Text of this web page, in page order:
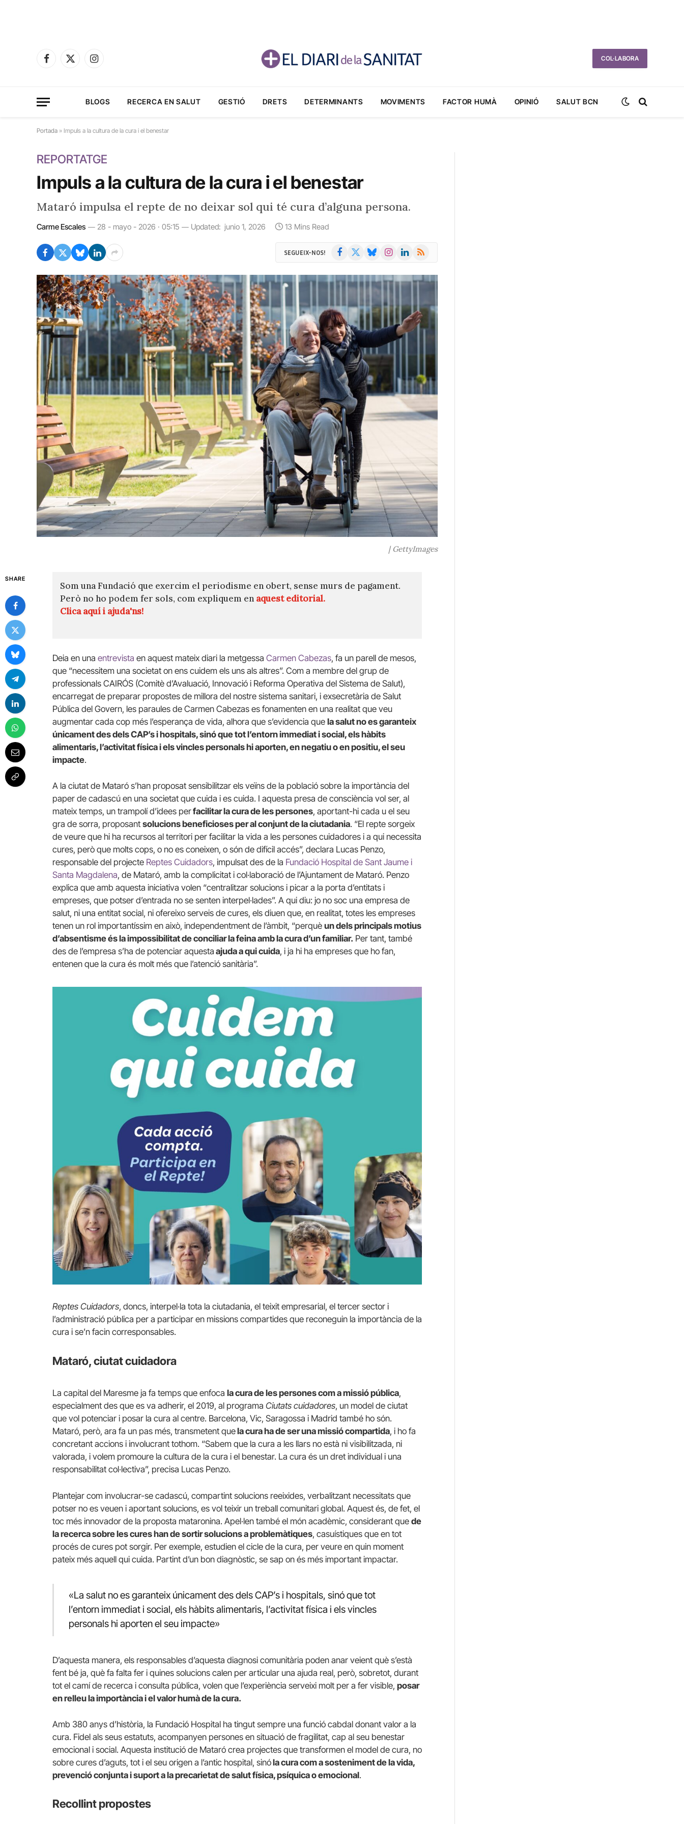
Facebook
X
Instagram
COL·LABORA
BLOGS RECERCA EN SALUT GESTIÓ DRETS DETERMINANTS MOVIMENTS FACTOR HUMÀ OPINIÓ SALUT BCN
Portada » Impuls a la cultura de la cura i el benestar
REPORTATGE
Impuls a la cultura de la cura i el benestar
Mataró impulsa el repte de no deixar sol qui té cura d’alguna persona.
Carme Escales 28 - mayo - 2026 · 05:15 Updated: junio 1, 2026 13 Mins Read
SEGUEIX-NOS! Facebook BlueskyInstagramLinkedIn
RSS
| GettyImages
SHARE
Som una Fundació que exercim el periodisme en obert, sense murs de pagament.
Però no ho podem fer sols, com expliquem en aquest editorial.
Clica aquí i ajuda'ns!
Deia en una entrevista en aquest mateix diari la metgessa Carmen Cabezas, fa un parell de mesos,
que “necessitem una societat on ens cuidem els uns als altres”. Com a membre del grup de
professionals CAIRÓS (Comitè d’Avaluació, Innovació i Reforma Operativa del Sistema de Salut),
encarregat de preparar propostes de millora del nostre sistema sanitari, i exsecretària de Salut
Pública del Govern, les paraules de Carmen Cabezas es fonamenten en una realitat que veu
augmentar cada cop més l’esperança de vida, alhora que s’evidencia que la salut no es garanteix
únicament des dels CAP’s i hospitals, sinó que tot l’entorn immediat i social, els hàbits
alimentaris, l’activitat física i els vincles personals hi aporten, en negatiu o en positiu, el seu
impacte.
A la ciutat de Mataró s’han proposat sensibilitzar els veïns de la població sobre la importància del
paper de cadascú en una societat que cuida i es cuida. I aquesta presa de consciència vol ser, al
mateix temps, un trampolí d’idees perfacilitar la cura de les persones, aportant-hi cada u el seu
gra de sorra, proposant solucions beneficioses per al conjunt de la ciutadania. “El repte sorgeix
de veure que hi ha recursos al territori per facilitar la vida a les persones cuidadores i a qui necessita
cures, però que molts cops, o no es coneixen, o són de difícil accés”, declara Lucas Penzo,
responsable del projecte Reptes Cuidadors, impulsat des de la Fundació Hospital de Sant Jaume i
Santa Magdalena, de Mataró, amb la complicitat i col·laboració de l’Ajuntament de Mataró. Penzo
explica que amb aquesta iniciativa volen “centralitzar solucions i picar a la porta d’entitats i
empreses, que potser d’entrada no se senten interpel·lades”. A qui diu: jo no soc una empresa de
salut, ni una entitat social, ni ofereixo serveis de cures, els diuen que, en realitat, totes les empreses
tenen un rol importantíssim en això, independentment de l’àmbit, “perquè un dels principals motius
d’absentisme és la impossibilitat de conciliar la feina amb la cura d’un familiar. Per tant, també
des de l’empresa s’ha de potenciar aquesta ajuda a qui cuida, i ja hi ha empreses que ho fan,
entenen que la cura és molt més que l’atenció sanitària”.
Reptes Cuidadors, doncs, interpel·la tota la ciutadania, el teixit empresarial, el tercer sector i
l’administració pública per a participar en missions compartides que reconeguin la importància de la
cura i se’n facin corresponsables.
Mataró, ciutat cuidadora
La capital del Maresme ja fa temps que enfoca la cura de les persones com a missió pública,
especialment des que es va adherir, el 2019, al programa Ciutats cuidadores, un model de ciutat
que vol potenciar i posar la cura al centre. Barcelona, Vic, Saragossa i Madrid també ho són.
Mataró, però, ara fa un pas més, transmetent quela cura ha de ser una missió compartida, i ho fa
concretant accions i involucrant tothom. “Sabem que la cura a les llars no està ni visibilitzada, ni
valorada, i volem promoure la cultura de la cura i el benestar. La cura és un dret individual i una
responsabilitat col·lectiva”, precisa Lucas Penzo.
Plantejar com involucrar-se cadascú, compartint solucions reeixides, verbalitzant necessitats que
potser no es veuen i aportant solucions, es vol teixir un treball comunitari global. Aquest és, de fet, el
toc més innovador de la proposta mataronina. Apel·len també el món acadèmic, considerant que de
la recerca sobre les cures han de sortir solucions a problemàtiques, casuístiques que en tot
procés de cures pot sorgir. Per exemple, estudien el cicle de la cura, per veure en quin moment
pateix més aquell qui cuida. Partint d’un bon diagnòstic, se sap on és més important impactar.
«La salut no es garanteix únicament des dels CAP’s i hospitals, sinó que tot
l’entorn immediat i social, els hàbits alimentaris, l’activitat física i els vincles
personals hi aporten el seu impacte»
D’aquesta manera, els responsables d’aquesta diagnosi comunitària poden anar veient què s’està
fent bé ja, què fa falta fer i quines solucions calen per articular una ajuda real, però, sobretot, durant
tot el camí de recerca i consulta pública, volen que l’experiència serveixi molt per a fer visible, posar
en relleu la importància i el valor humà de la cura.
Amb 380 anys d’història, la Fundació Hospital ha tingut sempre una funció cabdal donant valor a la
cura. Fidel als seus estatuts, acompanyen persones en situació de fragilitat, cap al seu benestar
emocional i social. Aquesta institució de Mataró crea projectes que transformen el model de cura, no
sobre cures d’aguts, tot i el seu origen a l’antic hospital, sinóla cura com a sosteniment de la vida,
prevenció conjunta i suport a la precarietat de salut física, psíquica o emocional.
Recollint propostes